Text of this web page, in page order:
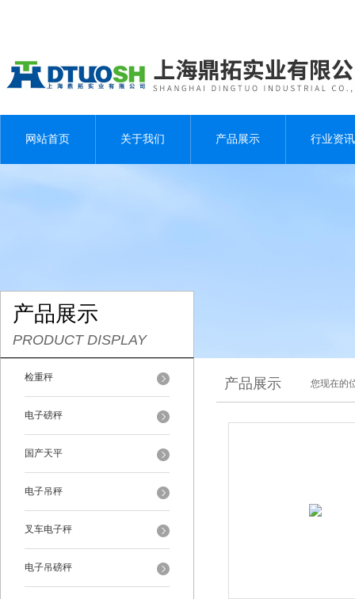
网站首页 关于我们 产品展示 行业资讯
产品展示
PRODUCT DISPLAY
检重秤
电子磅秤
国产天平
电子吊秤
叉车电子秤
电子吊磅秤
产品展示 您现在的